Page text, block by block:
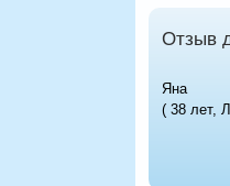
Отзыв
Яна
( 38 лет,